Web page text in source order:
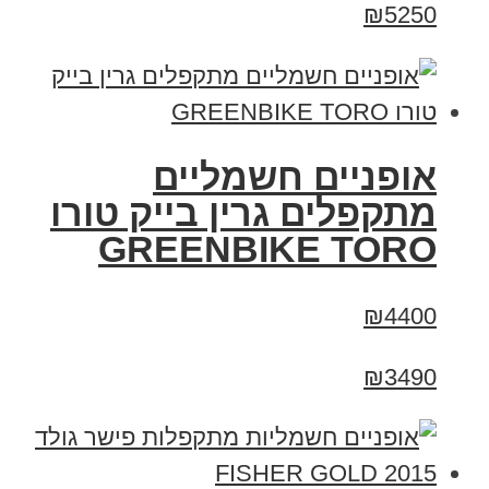
₪5250
אופניים חשמליים
מתקפלים גרין בייק טורו
GREENBIKE TORO
₪4400
₪3490